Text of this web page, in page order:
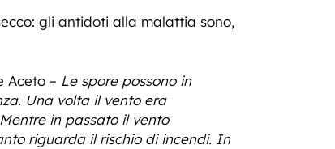
gli antidoti alla malattia sono,
Aceto – Le spore possono in
Una volta il vento era
in passato il vento
riguarda il rischio di incendi. In